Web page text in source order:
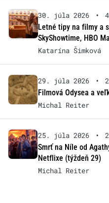
30. júla 2026 •
Letné tipy na filmy a
SkyShowtime, HBO
Katarína Šimková
29. júla 2026 •
Filmová Odysea a
Michal Reiter
25. júla 2026 •
Smrť na Níle od
Netflixe (týždeň 29)
Michal Reiter